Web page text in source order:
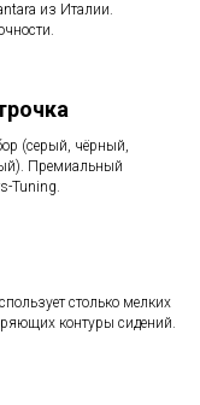
из Италии.
(серый, чёрный,
Премиальный
Tuning.
столько мелких
контуры сидений.